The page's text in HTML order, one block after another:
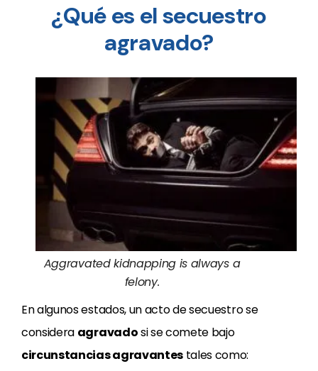
¿Qué es el secuestro
agravado?
Aggravated kidnapping is always a
felony.
En algunos estados, un acto de secuestro se
considera agravadosi se comete bajo
circunstancias agravantes tales como: